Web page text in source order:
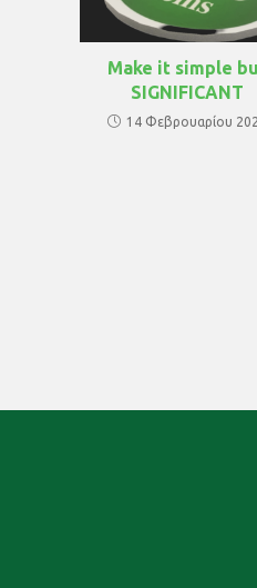
Make it simple
SIGNIFICANT
14 Φεβρουαρίου